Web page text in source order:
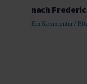
nach
Ein Kommentar/